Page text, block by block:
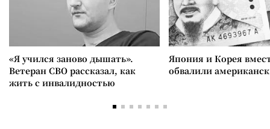
«Я учился заново дышать».
Ветеран СВО рассказал, как
жить с инвалидностью
Япония и Корея
обвалили